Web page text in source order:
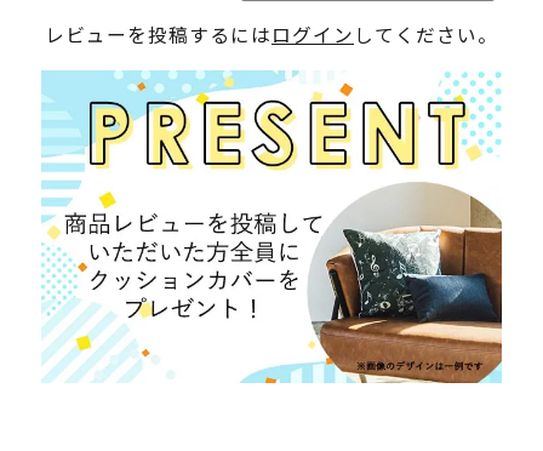
レビューを投稿するにはログイン してください。